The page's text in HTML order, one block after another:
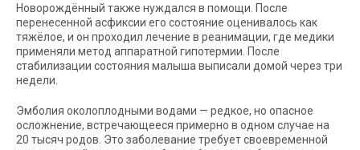
Новорождённый также нуждался в помощи. После
перенесенной асфиксии его состояние оценивалось как
тяжёлое, и он проходил лечение в реанимации, где медики
применяли метод аппаратной гипотермии. После
стабилизации состояния малыша выписали домой через три
недели.
Эмболия околоплодными водами — редкое, но опасное
осложнение, встречающееся примерно в одном случае на
20 тысяч родов. Это заболевание требует своевременной